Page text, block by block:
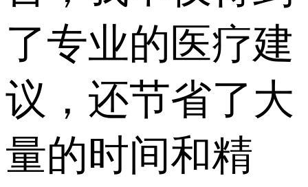
了专业的医疗建
议，还节省了大
量的时间和精